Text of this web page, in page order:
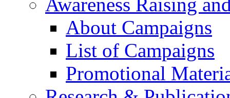
About Campaigns
List of Campaigns
Promotional